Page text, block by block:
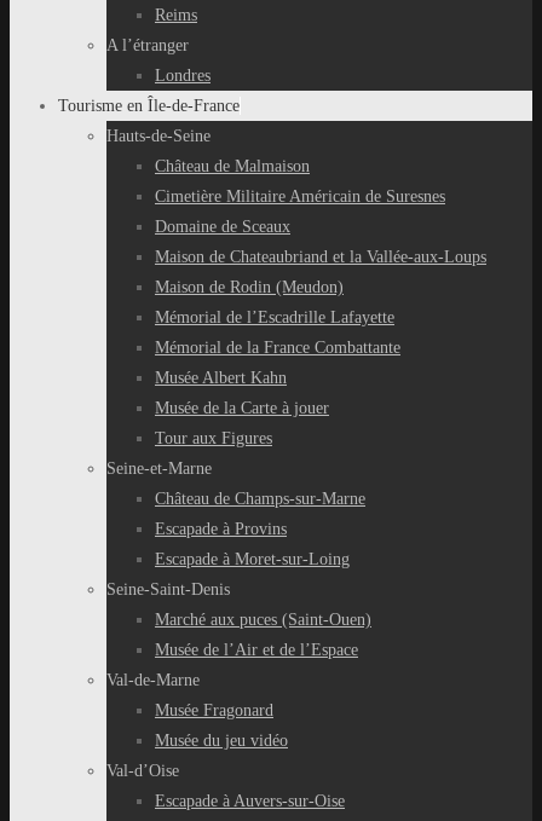
Reims
A l’étranger
Londres
Tourisme en Île-de-France
Hauts-de-Seine
Château de Malmaison
Cimetière Militaire Américain de Suresnes
Domaine de Sceaux
Maison de Chateaubriand et la Vallée-aux-Loups
Maison de Rodin (Meudon)
Mémorial de l’Escadrille Lafayette
Mémorial de la France Combattante
Musée Albert Kahn
Musée de la Carte à jouer
Tour aux Figures
Seine-et-Marne
Château de Champs-sur-Marne
Escapade à Provins
Escapade à Moret-sur-Loing
Seine-Saint-Denis
Marché aux puces (Saint-Ouen)
Musée de l’Air et de l’Espace
Val-de-Marne
Musée Fragonard
Musée du jeu vidéo
Val-d’Oise
Escapade à Auvers-sur-Oise